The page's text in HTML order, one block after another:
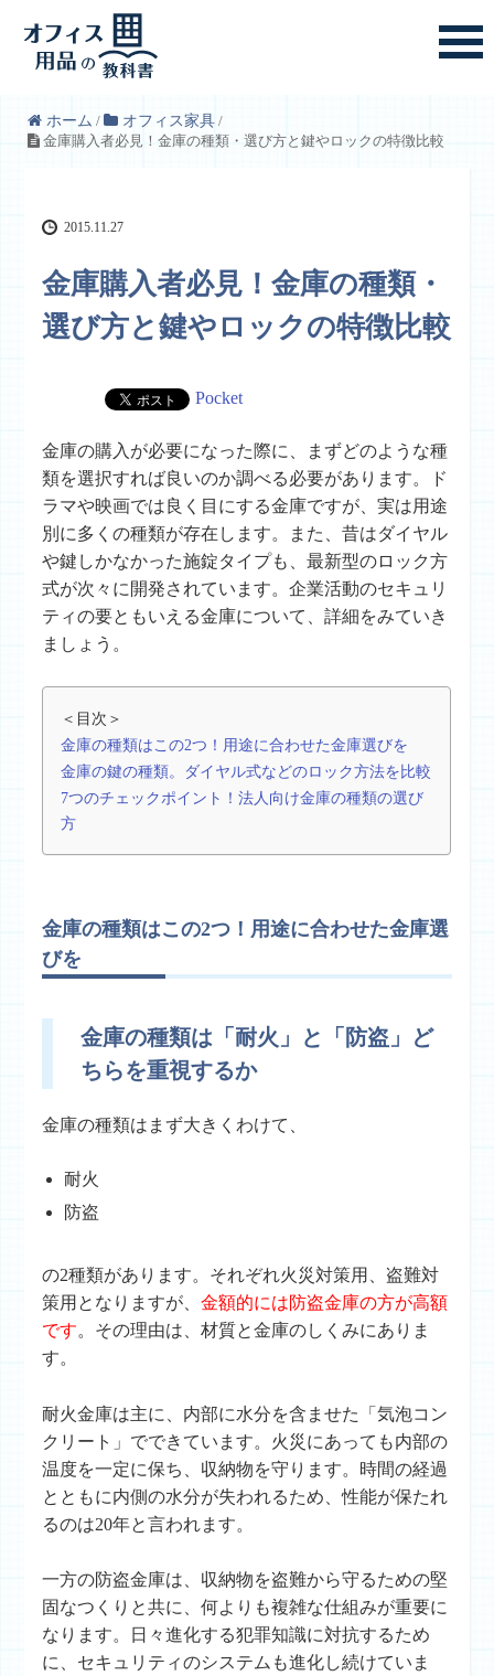
ホーム / オフィス家具 /
金庫購入者必見！金庫の種類・選び方と鍵やロックの特徴比較
2015.11.27
金庫購入者必見！金庫の種類・
選び方と鍵やロックの特徴比較
Pocket
金庫の購入が必要になった際に、まずどのような種
類を選択すれば良いのか調べる必要があります。ド
ラマや映画では良く目にする金庫ですが、実は用途
別に多くの種類が存在します。また、昔はダイヤル
や鍵しかなかった施錠タイプも、最新型のロック方
式が次々に開発されています。企業活動のセキュリ
ティの要ともいえる金庫について、詳細をみていき
ましょう。
＜目次＞
金庫の種類はこの2つ！用途に合わせた金庫選びを
金庫の鍵の種類。ダイヤル式などのロック方法を比較
7つのチェックポイント！法人向け金庫の種類の選び
方
金庫の種類はこの2つ！用途に合わせた金庫選
びを
金庫の種類は「耐火」と「防盗」ど
ちらを重視するか
金庫の種類はまず大きくわけて、
耐火
防盗
の2種類があります。それぞれ火災対策用、盗難対
策用となりますが、金額的には防盗金庫の方が高額
です。その理由は、材質と金庫のしくみにありま
す。
耐火金庫は主に、内部に水分を含ませた「気泡コン
クリート」でできています。火災にあっても内部の
温度を一定に保ち、収納物を守ります。時間の経過
とともに内側の水分が失われるため、性能が保たれ
るのは20年と言われます。
一方の防盗金庫は、収納物を盗難から守るための堅
固なつくりと共に、何よりも複雑な仕組みが重要に
なります。日々進化する犯罪知識に対抗するため
に、セキュリティのシステムも進化し続けていま